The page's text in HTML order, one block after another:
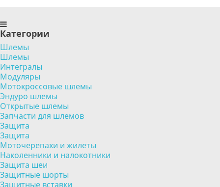
Категории
Шлемы
Шлемы
Интегралы
Модуляры
Мотокроссовые шлемы
Эндуро шлемы
Открытые шлемы
Запчасти для шлемов
Защита
Защита
Моточерепахи и жилеты
Наколенники и налокотники
Защита шеи
Защитные шорты
Защитные вставки